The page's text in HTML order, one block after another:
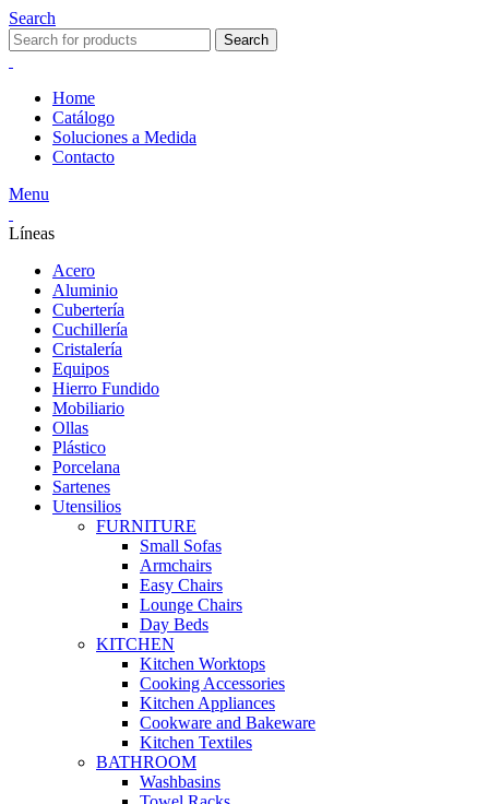
Search
Search
Home
Catálogo
Soluciones a Medida
Contacto
Menu
Líneas
Acero
Aluminio
Cubertería
Cuchillería
Cristalería
Equipos
Hierro Fundido
Mobiliario
Ollas
Plástico
Porcelana
Sartenes
Utensilios
FURNITURE
Small Sofas
Armchairs
Easy Chairs
Lounge Chairs
Day Beds
KITCHEN
Kitchen Worktops
Cooking Accessories
Kitchen Appliances
Cookware and Bakeware
Kitchen Textiles
BATHROOM
Washbasins